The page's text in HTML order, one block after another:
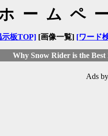
ームペ
示板TOP][画像一覧] [ワード
Why Snow Rider is the
Ads